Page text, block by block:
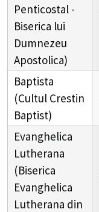
Penticostal -
Biserica lui
Dumnezeu
Apostolica)
Baptista
(Cultul Crestin
Baptist)
Evanghelica
Lutherana
(Biserica
Evanghelica
Lutherana din